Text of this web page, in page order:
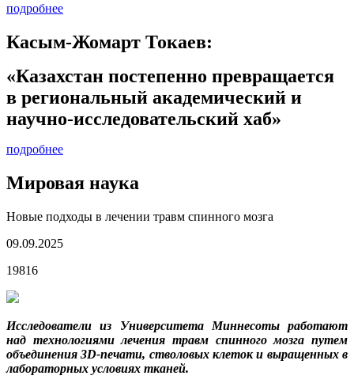
подробнее
Касым-Жомарт Токаев:
«Казахстан постепенно превращается
в региональный академический и
научно-исследовательский хаб»
подробнее
Мировая наука
Новые подходы в лечении травм спинного мозга
09.09.2025
19816
Исследователи из Университета Миннесоты работают
над технологиями лечения травм спинного мозга путем
объединения 3D-печати, стволовых клеток и выращенных в
лабораторных условиях тканей.